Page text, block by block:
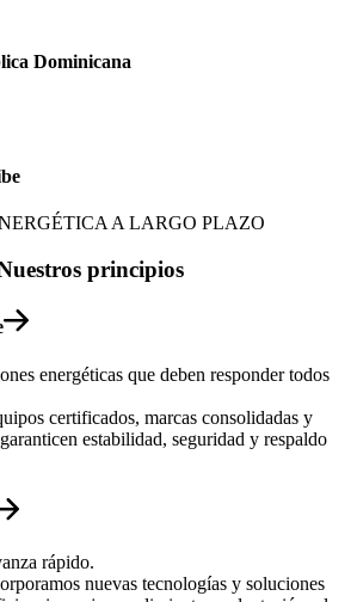
Dominicana
A LARGO PLAZO
principios
energéticas que deben responder todos
certificados, marcas consolidadas y
estabilidad, seguridad y respaldo
rápido.
nuevas tecnologías y soluciones